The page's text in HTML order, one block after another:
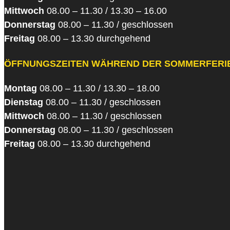
Mittwoch 08.00 – 11.30 / 13.30 – 16.00
Donnerstag 08.00 – 11.30 / geschlossen
Freitag 08.00 – 13.30 durchgehend
ÖFFNUNGSZEITEN WÄHREND DER
Montag 08.00 – 11.30 / 13.30 – 18.00
Dienstag 08.00 – 11.30 / geschlossen
Mittwoch 08.00 – 11.30 / geschlossen
Donnerstag 08.00 – 11.30 / geschlossen
Freitag 08.00 – 13.30 durchgehend